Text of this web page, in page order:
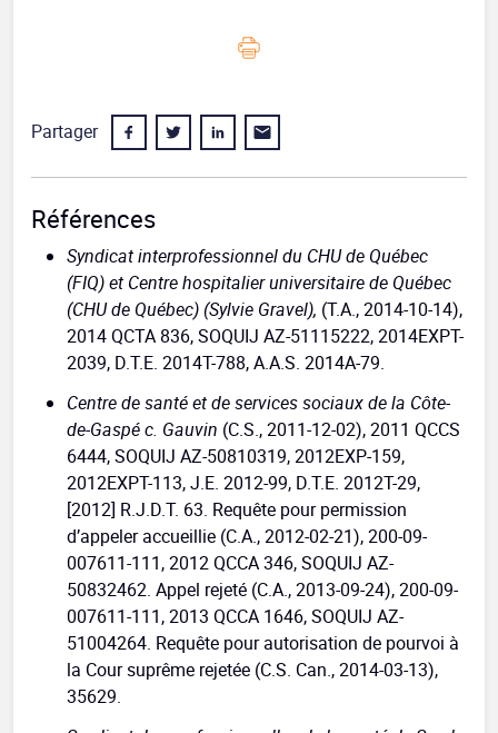
Partager
Références
Syndicat interprofessionnel du CHU de Québec
(FIQ) et Centre hospitalier universitaire de Québec
(CHU de Québec) (Sylvie Gravel), (T.A., 2014-10-14),
2014 QCTA 836, SOQUIJ AZ-51115222, 2014EXPT-
2039, D.T.E. 2014T-788, A.A.S. 2014A-79.
Centre de santé et de services sociaux de la Côte-
de-Gaspé c. Gauvin (C.S., 2011-12-02), 2011 QCCS
6444, SOQUIJ AZ-50810319, 2012EXP-159,
2012EXPT-113, J.E. 2012-99, D.T.E. 2012T-29,
[2012] R.J.D.T. 63. Requête pour permission
d’appeler accueillie (C.A., 2012-02-21), 200-09-
007611-111, 2012 QCCA 346, SOQUIJ AZ-
50832462. Appel rejeté (C.A., 2013-09-24), 200-09-
007611-111, 2013 QCCA 1646, SOQUIJ AZ-
51004264. Requête pour autorisation de pourvoi à
la Cour suprême rejetée (C.S. Can., 2014-03-13),
35629.